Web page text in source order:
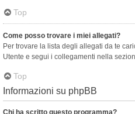
Top
Come posso trovare i miei allegati?
Per trovare la lista degli allegati da te
Utente e segui i collegamenti nella
Top
Informazioni su phpBB
Chi ha scritto questo programma?